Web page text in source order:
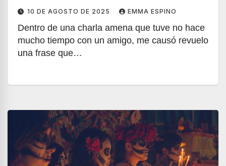
10 DE AGOSTO DE 2025 EMMA ESPINO
Dentro de una charla amena que tuve no hace
mucho tiempo con un amigo, me causó revuelo
una frase que…